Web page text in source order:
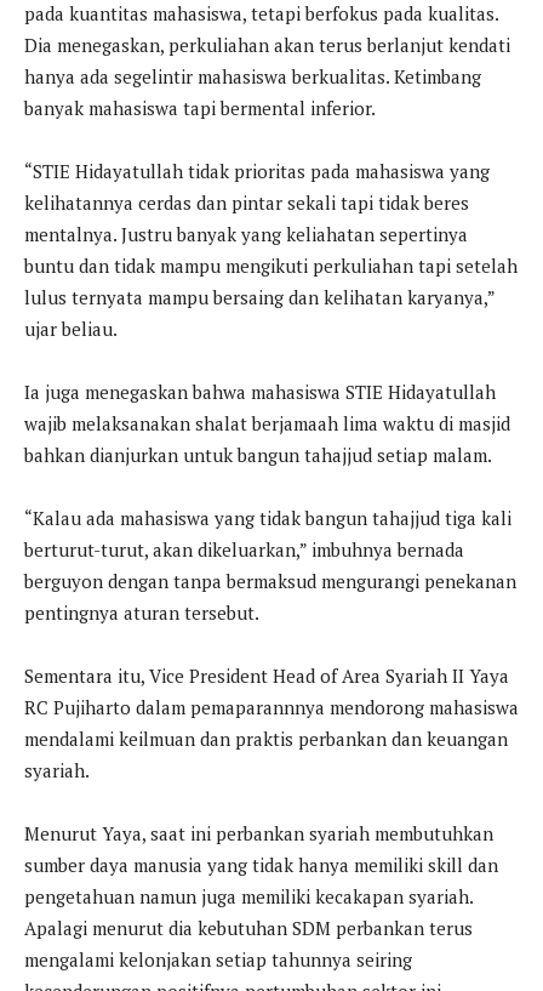
pada kuantitas mahasiswa, tetapi berfokus pada kualitas.
Dia menegaskan, perkuliahan akan terus berlanjut kendati
hanya ada segelintir mahasiswa berkualitas. Ketimbang
banyak mahasiswa tapi bermental inferior.
“STIE Hidayatullah tidak prioritas pada mahasiswa yang
kelihatannya cerdas dan pintar sekali tapi tidak beres
mentalnya. Justru banyak yang keliahatan sepertinya
buntu dan tidak mampu mengikuti perkuliahan tapi setelah
lulus ternyata mampu bersaing dan kelihatan karyanya,”
ujar beliau.
Ia juga menegaskan bahwa mahasiswa STIE Hidayatullah
wajib melaksanakan shalat berjamaah lima waktu di masjid
bahkan dianjurkan untuk bangun tahajjud setiap malam.
“Kalau ada mahasiswa yang tidak bangun tahajjud tiga kali
berturut-turut, akan dikeluarkan,” imbuhnya bernada
berguyon dengan tanpa bermaksud mengurangi penekanan
pentingnya aturan tersebut.
Sementara itu, Vice President Head of Area Syariah II Yaya
RC Pujiharto dalam pemaparannnya mendorong mahasiswa
mendalami keilmuan dan praktis perbankan dan keuangan
syariah.
Menurut Yaya, saat ini perbankan syariah membutuhkan
sumber daya manusia yang tidak hanya memiliki skill dan
pengetahuan namun juga memiliki kecakapan syariah.
Apalagi menurut dia kebutuhan SDM perbankan terus
mengalami kelonjakan setiap tahunnya seiring